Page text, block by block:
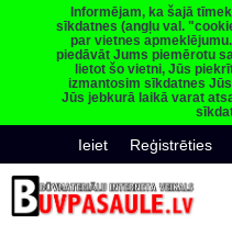
Informējam, ka šajā
sīkdatnes (angļu val.
par vietnes
piedāvāt Jums piemērotu
lietot šo vietni, Jūs
izmantosim sīkdatnes
Jūs jebkurā laikā varat
Ieiet Reģistrēties